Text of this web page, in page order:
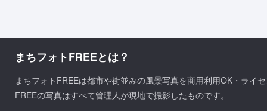
まちフォトFREEとは？
まちフォトFREEは都市や街並みの風景写真を商用利用OK・ライ
FREEの写真はすべて管理人が現地で撮影したものです。